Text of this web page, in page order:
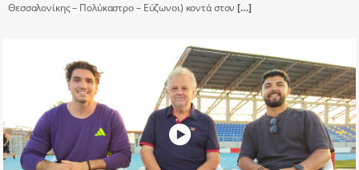
Θεσσαλονίκης – Πολύκαστρο – Εύζωνοι) κοντά στον […]